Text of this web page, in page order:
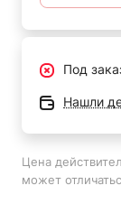
Под
Нашли
Цена
может